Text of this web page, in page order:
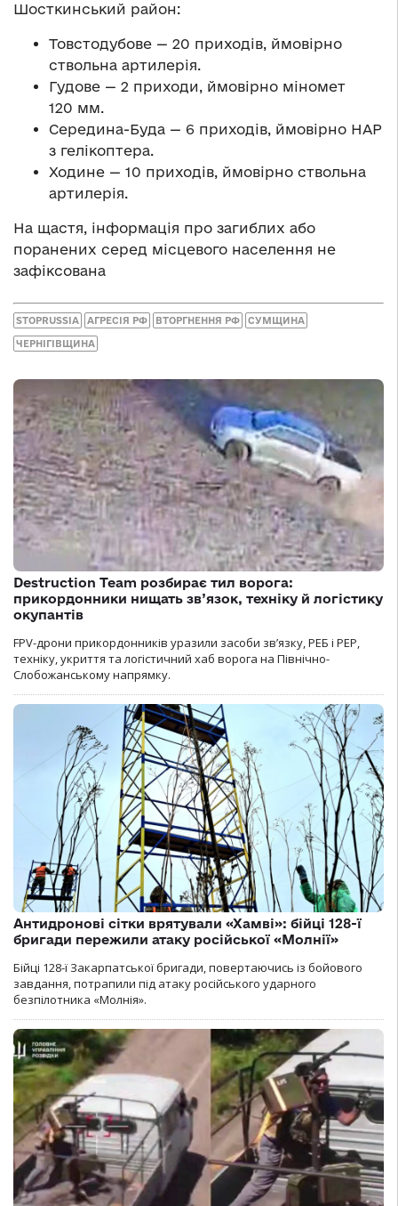
Шосткинський район:
Товстодубове — 20 приходів, ймовірно
ствольна артилерія.
Гудове — 2 приходи, ймовірно міномет
120 мм.
Середина-Буда — 6 приходів, ймовірно НАР
з гелікоптера.
Ходине — 10 приходів, ймовірно ствольна
артилерія.
На щастя, інформація про загиблих або
поранених серед місцевого населення не
зафіксована
STOPRUSSIA АГРЕСІЯ РФ ВТОРГНЕННЯ РФ СУМЩИНА
ЧЕРНІГІВЩИНА
Destruction Team розбирає тил ворога:
прикордонники нищать зв’язок, техніку й логістику
окупантів
FPV-дрони прикордонників уразили засоби зв’язку, РЕБ і РЕР,
техніку, укриття та логістичний хаб ворога на Північно-
Слобожанському напрямку.
Антидронові сітки врятували «Хамві»: бійці 128-ї
бригади пережили атаку російської «Молнії»
Бійці 128-ї Закарпатської бригади, повертаючись із бойового
завдання, потрапили під атаку російського ударного
безпілотника «Молнія».